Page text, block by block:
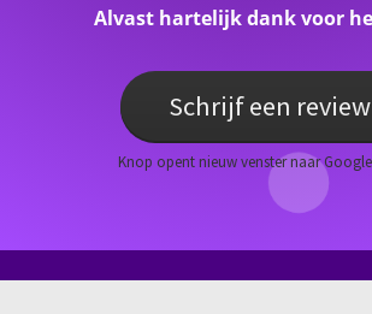
Alvast hartelijk dank voor
Schrijf een review
Knop opent nieuw venster naar